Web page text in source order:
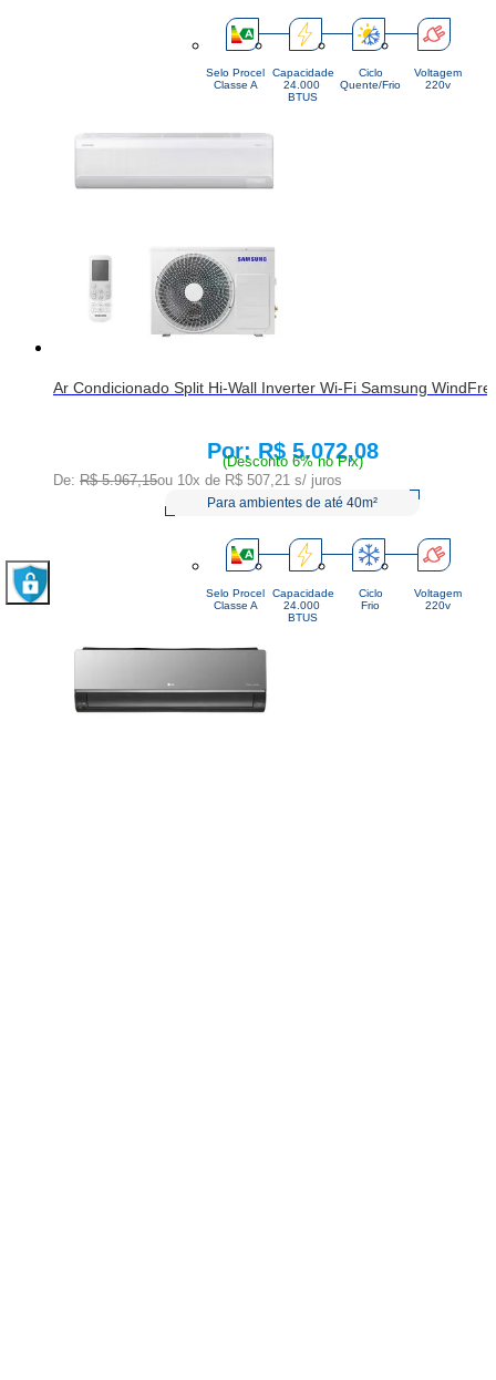
Selo Procel
Classe A
Capacidade
24.000
BTUS
Ciclo
Quente/Frio
Voltagem
220v
Ar Condicionado Split Hi-Wall Inverter Wi-Fi Samsung
Price:
R$ 5.072,08
(Desconto 6% no Pix)
De: R$ 5.967,15ou 10x de R$ 507,21 s/ juros
Para ambientes de até 40m²
Selo Procel
Classe A
Capacidade
24.000
BTUS
Ciclo
Frio
Voltagem
220v
R$ 6.486,74
ou 10x de R$ 551,37 s/juros
R$ 5.182,91 (Desconto 6%